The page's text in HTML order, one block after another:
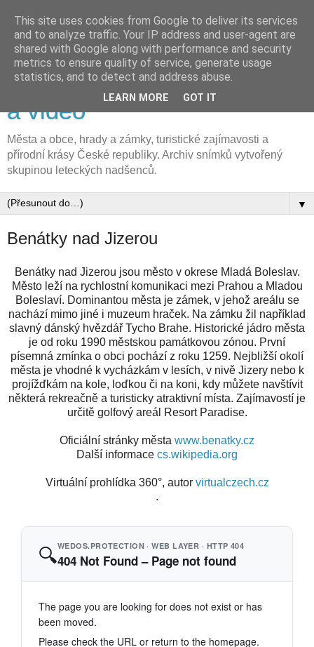
FLyFOTO letecká fotografie
a video
Města a obce, hrady a zámky, turistické zajímavosti a
přírodní krásy České republiky. Archiv snímků vytvořený
skupinou leteckých nadšenců.
▼
Benátky nad Jizerou
Benátky nad Jizerou jsou město v okrese Mladá Boleslav.
Město leží na rychlostní komunikaci mezi Prahou a Mladou
Boleslaví. Dominantou města je zámek, v jehož areálu se
nachází mimo jiné i muzeum hraček. Na zámku žil například
slavný dánský hvězdář Tycho Brahe. Historické jádro města
je od roku 1990 městskou památkovou zónou. První
písemná zmínka o obci pochází z roku 1259. Nejbližší okolí
města je vhodné k vycházkám v lesích, v nivě Jizery nebo k
projížďkám na kole, loďkou či na koni, kdy můžete navštívit
některá rekreačně a turisticky atraktivní místa. Zajímavostí je
určitě golfový areál Resort Paradise.
Oficiální stránky města www.benatky.cz
Další informace cs.wikipedia.org
Virtuální prohlídka 360°, autor virtualczech.cz
.
This site uses cookies from Google to deliver its services
and to analyze traffic. Your IP address and user-agent are
shared with Google along with performance and security
metrics to ensure quality of service, generate usage
statistics, and to detect and address abuse.
LEARN MORE GOT IT